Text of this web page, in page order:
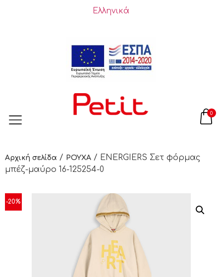
Ελληνικά
0
Αρχική σελίδα / ΡΟΥΧΑ / ENERGIERS Σετ φόρμας
μπέζ-μαύρο 16-125254-0
-20%